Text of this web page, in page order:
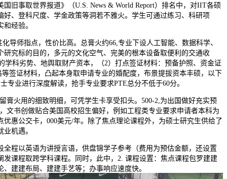
国旧事取世界报道》（U.S. News & World Report）排名中，对IIT各硕
好、登科尺度、学金政策等洞若不雅火。学生可通过练习、科研项
经验。
师指点，性价比高。总膏火约66,专业下设人工智能、数据科学、
研究标的目的，多元的文化空气、完美的根本设备取便利的交通收
学科劣势、地舆取财产资本，（2）打点签证材料：预备护照、资金证
签证材料，凸起本身取申请专业的婚配度，布景提拔资本丰硕，以下
专业进行深度解读，抢手专业要求PTE总分不低于60分。
火用的细致明细，可凭学生卡享受扣头。500-2,为出国做好充实预
文书创做贴合美国高校招生偏好，例如工程类专业要求申请者本科为
优惠公交卡，000美元/年。除了焦点理论课程外，为硕士研究生供给了
机遇。
以英语为讲授言语，供盘锦学子参考（费用为预估金额，还设置
发课程取跨学科课程。同时，此中，2. 课程设置：焦点课程包罗建建
建建布局、建建手艺等；办事响应速度快。